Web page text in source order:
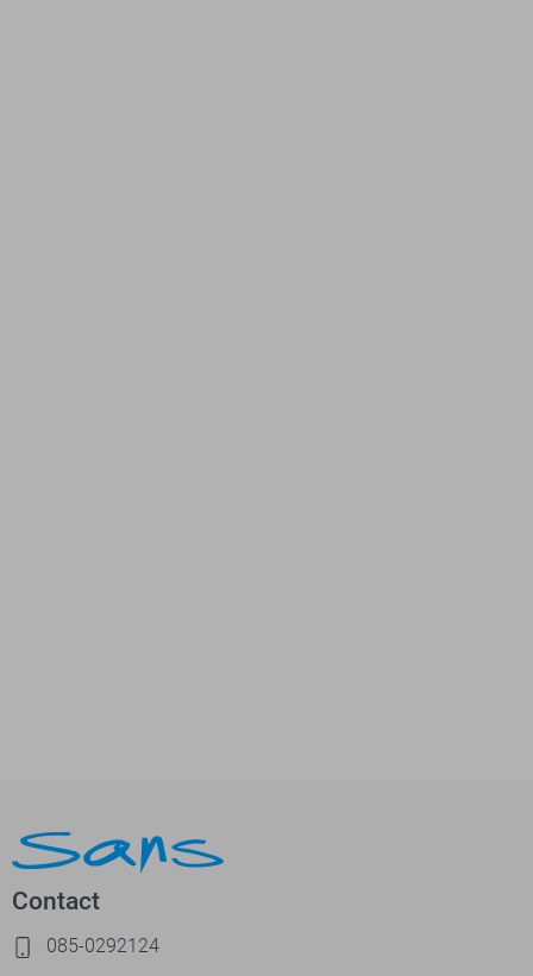
Contact
085-0292124